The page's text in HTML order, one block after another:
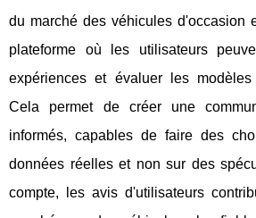
du marché des véhicules d'occasion
plateforme où les utilisateurs
expériences et évaluer les
Cela permet de créer une
informés, capables de faire des
données réelles et non sur des
compte, les avis d'utilisateurs